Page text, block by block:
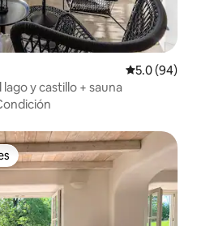
Calificación
5.0 (94)
y castillo + sauna